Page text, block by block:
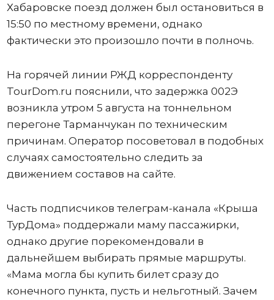
Хабаровске поезд должен был остановиться в
15:50 по местному времени, однако
фактически это произошло почти в полночь.
На горячей линии РЖД корреспонденту
TourDom.ru пояснили, что задержка 002Э
возникла утром 5 августа на тоннельном
перегоне Тарманчукан по техническим
причинам. Оператор посоветовал в подобных
случаях самостоятельно следить за
движением составов на сайте.
Часть подписчиков телеграм-канала «Крыша
ТурДома» поддержали маму пассажирки,
однако другие порекомендовали в
дальнейшем выбирать прямые маршруты.
«Мама могла бы купить билет сразу до
конечного пункта, пусть и нельготный. Зачем